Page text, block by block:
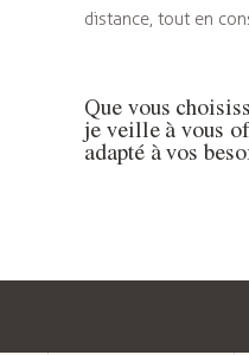
distance, tout en
Que vous
je veille à vous
adapté à vos